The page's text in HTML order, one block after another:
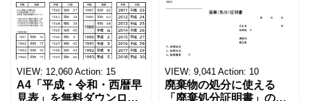
VIEW: 12,060 Action: 15
A4「平成・令和・西暦早
見表」を無料ダウンロー
VIEW: 9,041 Action: 10
廃棄物の処分に使える
「廃棄処分証明書」の無